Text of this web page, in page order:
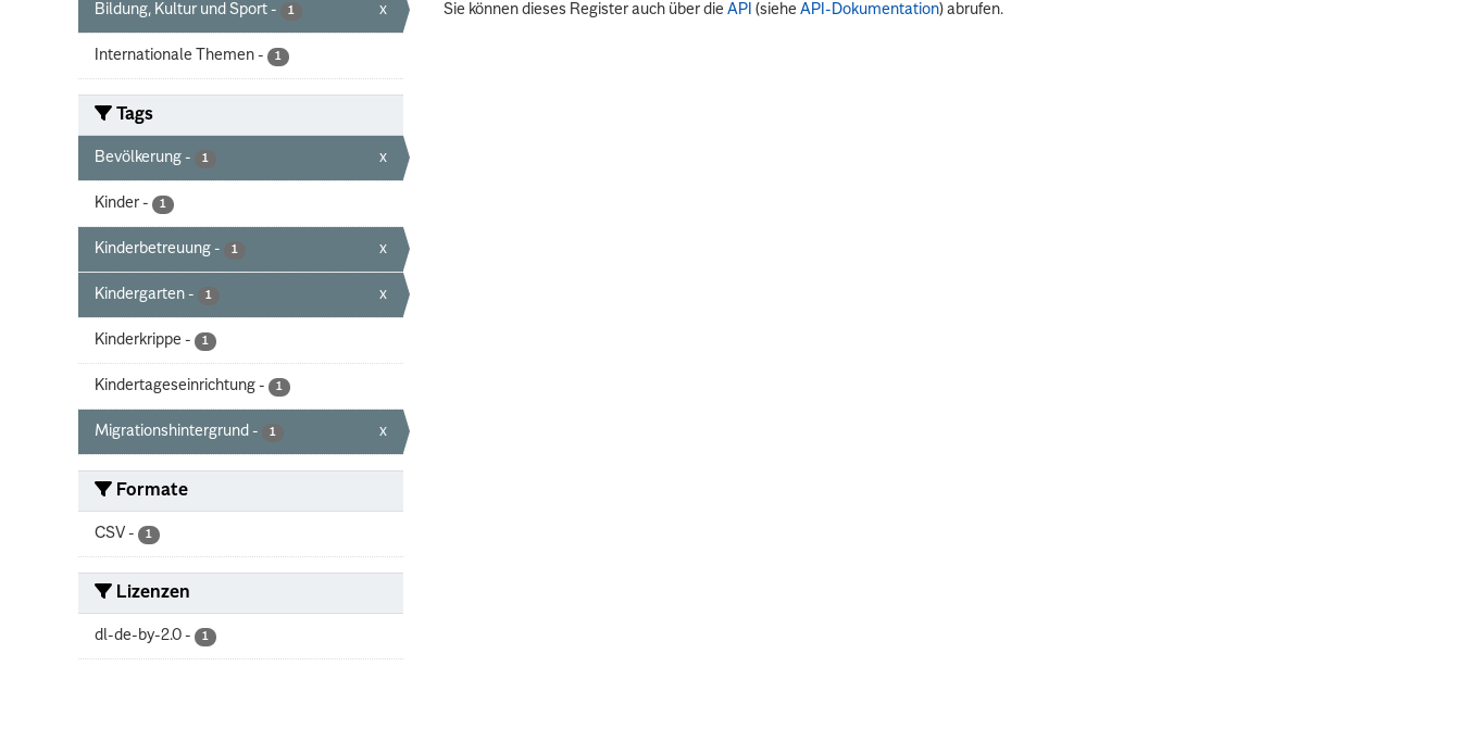
Bildung, Kultur und Sport - 1 x
Internationale Themen - 1
Tags
Bevölkerung - 1 x
Kinder - 1
Kinderbetreuung - 1 x
Kindergarten - 1 x
Kinderkrippe - 1
Kindertageseinrichtung - 1
Migrationshintergrund - 1 x
Formate
CSV - 1
Lizenzen
dl-de-by-2.0 - 1
Sie können dieses Register auch über dieAPI (sieheAPI-Dokumentation) abrufen.